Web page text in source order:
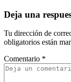
Deja una
Tu dirección de
obligatorios están
Comentario *